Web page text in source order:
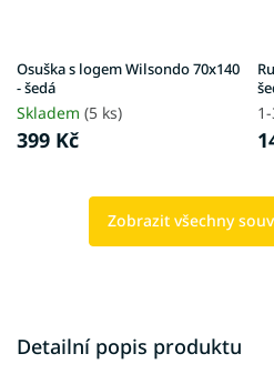
Osuška s logem Wilsondo 70x140
- šedá
Skladem (5 ks)
399 Kč
Zobrazit všechny
Detailní popis produktu